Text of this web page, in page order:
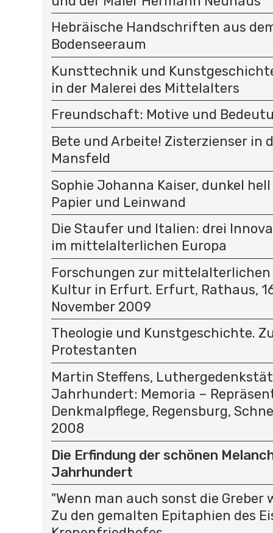
Hebräische Handschriften aus
Bodenseeraum
Kunsttechnik und
in der Malerei des Mittelalters
Freundschaft: Motive und
Bete und Arbeite! Zisterzienser in
Mansfeld
Sophie Johanna Kaiser, dunkel
Papier und Leinwand
Die Staufer und Italien: drei
im mittelalterlichen Europa
Forschungen zur
Kultur in Erfurt. Erfurt, Rathaus,
November 2009
Theologie und Kunstgeschichte.
Protestanten
Martin Steffens,
Jahrhundert: Memoria –
Denkmalpflege, Regensburg,
2008
Die Erfindung der schönen
Jahrhundert
"Wenn man auch sonst die Greber
Zu den gemalten Epitaphien des